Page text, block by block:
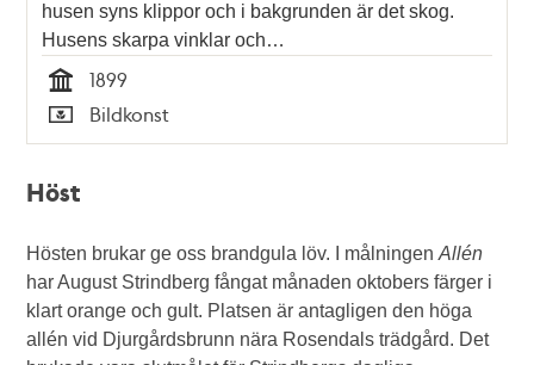
husen syns klippor och i bakgrunden är det skog.
Husens skarpa vinklar och…
Tid
1899
Typ
Bildkonst
Höst
Hösten brukar ge oss brandgula löv. I målningenAllén
har August Strindberg fångat månaden oktobers färger i
klart orange och gult. Platsen är antagligen den höga
allén vid Djurgårdsbrunn nära Rosendals trädgård. Det